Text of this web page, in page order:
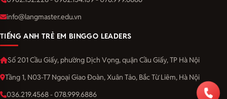
info@langmaster.edu.vn
TIẾNG ANH TRẺ EM BINGGO LEADERS
Số 201 Cầu Giấy, phường Dịch Vọng, quận Cầu Giấy, TP Hà Nội
Tầng 1, N03-T7 Ngoại Giao Đoàn, Xuân Tảo, Bắc Từ Liêm, Hà Nội
036.219.4568 - 078.999.6886